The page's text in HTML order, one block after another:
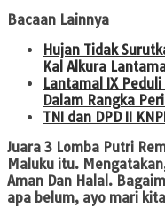
Bacaan Lainnya
Hujan Tidak
Kal Alkura
Lantamal IX
Dalam Rangka
TNI dan DPD II
Juara 3 Lomba Putri
Maluku itu.
Aman Dan Halal.
apa belum, ayo mari